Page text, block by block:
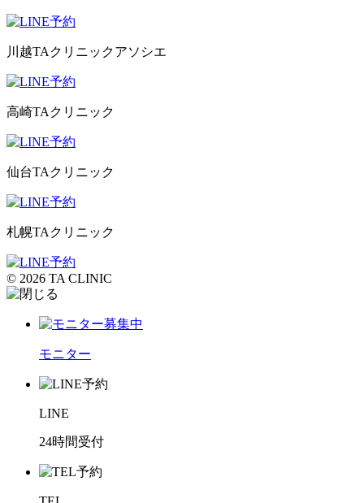
川越TAクリニックアソシエ
高崎TAクリニック
仙台TAクリニック
札幌TAクリニック
© 2026 TA CLINIC
モニター
LINE
24時間受付